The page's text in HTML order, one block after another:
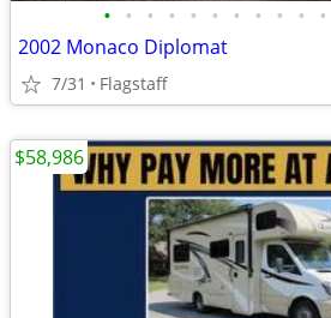
• • • • • • • • • • •
2002 Monaco Diplomat
7/31 Flagstaff
$58,986